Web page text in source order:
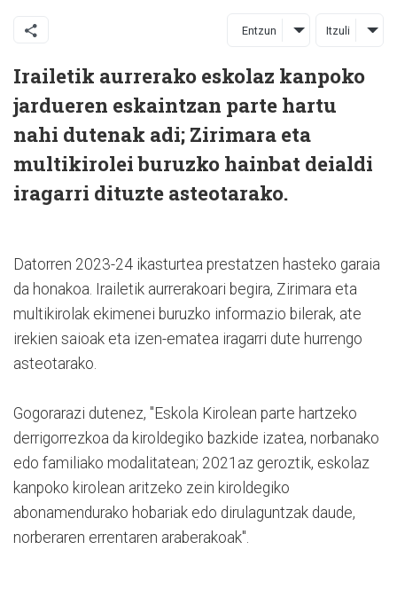
Entzun Itzuli
Irailetik aurrerako eskolaz kanpoko
jardueren eskaintzan parte hartu
nahi dutenak adi; Zirimara eta
multikirolei buruzko hainbat deialdi
iragarri dituzte asteotarako.
Datorren 2023-24 ikasturtea prestatzen hasteko garaia
da honakoa. Irailetik aurrerakoari begira, Zirimara eta
multikirolak ekimenei buruzko informazio bilerak, ate
irekien saioak eta izen-ematea iragarri dute hurrengo
asteotarako.
Gogorarazi dutenez, "Eskola Kirolean parte hartzeko
derrigorrezkoa da kiroldegiko bazkide izatea, norbanako
edo familiako modalitatean; 2021az geroztik, eskolaz
kanpoko kirolean aritzeko zein kiroldegiko
abonamendurako hobariak edo dirulaguntzak daude,
norberaren errentaren araberakoak".